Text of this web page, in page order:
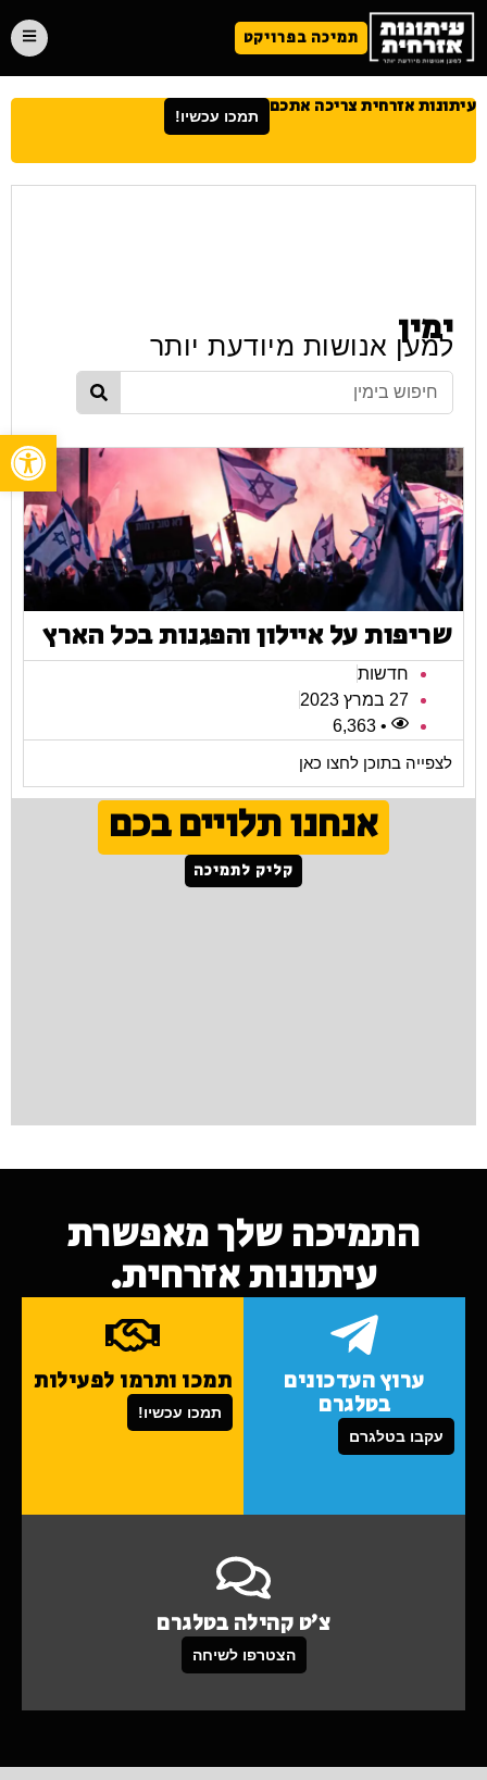
תמיכה בפרויקט
עיתונות אזרחית צריכה אתכם תמכו עכשיו!
ימין
למען אנושות מיודעת יותר
שריפות על איילון והפגנות בכל הארץ
חדשות
27 במרץ 2023
• 6,363
לצפייה בתוכן לחצו כאן
אנחנו תלויים בכם
קליק לתמיכה
התמיכה שלך מאפשרת
עיתונות אזרחית.
ערוץ העדכונים
בטלגרם
עקבו בטלגרם
תמכו ותרמו לפעילות
תמכו עכשיו!
צ'ט קהילה בטלגרם
הצטרפו לשיחה